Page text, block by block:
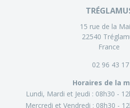
15 rue de la
22540
France
02 96 43
Horaires de la
Lundi, Mardi et Jeudi : 08h30 -
Mercredi et Vendredi : 08h30 -